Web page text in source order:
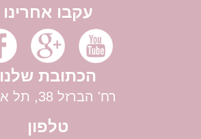
עקבו אחרינו
הכתובת שלנו
רח' הברזל 38, תל אביב
טלפון